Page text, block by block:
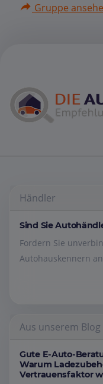
Gruppe
Händler
Sind Sie
Fordern Sie
Autohauskennern
Aus unserem Blog
Gute E-Auto-
Warum
Vertrauensfaktor